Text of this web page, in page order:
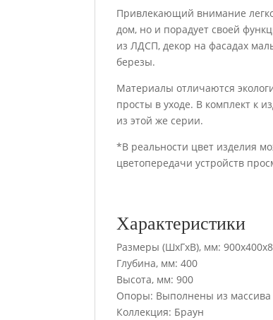
Привлекающий внимание
дом, но и порадует своей
из ЛДСП, декор на фасадах
березы.
Материалы отличаются
просты в уходе. В комплект к
из этой же серии.
*В реальности цвет изделия
цветопередачи устройств
Характеристики
Размеры (ШхГхВ), мм:
Глубина, мм: 400
Высота, мм: 900
Опоры: Выполнены из
Коллекция: Браун